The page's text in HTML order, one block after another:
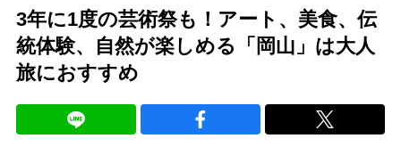
3年に1度の芸術祭も！アート、美食、伝
統体験、自然が楽しめる「岡山」は大人
旅におすすめ